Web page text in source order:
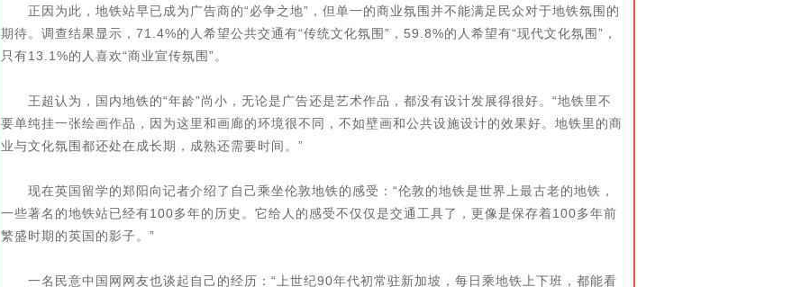
正因为此，地铁站早已成为广告商的“必争之地”，但单一的商业氛围并不能满足民众对于地铁氛围的
期待。调查结果显示，71.4%的人希望公共交通有“传统文化氛围”，59.8%的人希望有“现代文化氛围”，
只有13.1%的人喜欢“商业宣传氛围”。
王超认为，国内地铁的“年龄”尚小，无论是广告还是艺术作品，都没有设计发展得很好。“地铁里不
要单纯挂一张绘画作品，因为这里和画廊的环境很不同，不如壁画和公共设施设计的效果好。地铁里的商
业与文化氛围都还处在成长期，成熟还需要时间。”
现在英国留学的郑阳向记者介绍了自己乘坐伦敦地铁的感受：“伦敦的地铁是世界上最古老的地铁，
一些著名的地铁站已经有100多年的历史。它给人的感受不仅仅是交通工具了，更像是保存着100多年前
繁盛时期的英国的影子。”
一名民意中国网网友也谈起自己的经历：“上世纪90年代初常驻新加坡，每日乘地铁上下班，都能看